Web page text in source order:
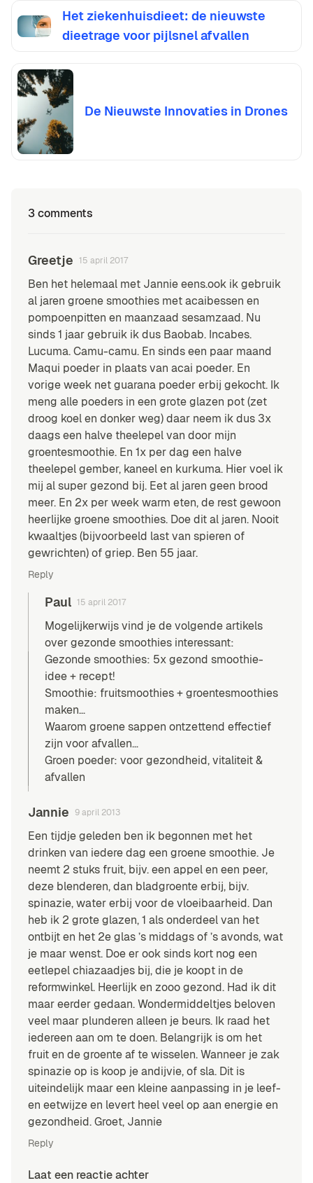
Het ziekenhuisdieet: de nieuwste
dieetrage voor pijlsnel afvallen
De Nieuwste Innovaties in Drones
3 comments
Greetje 15 april 2017
Ben het helemaal met Jannie eens.ook ik gebruik
al jaren groene smoothies met acaibessen en
pompoenpitten en maanzaad sesamzaad. Nu
sinds 1 jaar gebruik ik dus Baobab. Incabes.
Lucuma. Camu-camu. En sinds een paar maand
Maqui poeder in plaats van acai poeder. En
vorige week net guarana poeder erbij gekocht. Ik
meng alle poeders in een grote glazen pot (zet
droog koel en donker weg) daar neem ik dus 3x
daags een halve theelepel van door mijn
groentesmoothie. En 1x per dag een halve
theelepel gember, kaneel en kurkuma. Hier voel ik
mij al super gezond bij. Eet al jaren geen brood
meer. En 2x per week warm eten, de rest gewoon
heerlijke groene smoothies. Doe dit al jaren. Nooit
kwaaltjes (bijvoorbeeld last van spieren of
gewrichten) of griep. Ben 55 jaar.
Reply
Paul 15 april 2017
Mogelijkerwijs vind je de volgende artikels
over gezonde smoothies interessant:
Gezonde smoothies: 5x gezond smoothie-
idee + recept!
Smoothie: fruitsmoothies + groentesmoothies
maken…
Waarom groene sappen ontzettend effectief
zijn voor afvallen…
Groen poeder: voor gezondheid, vitaliteit &
afvallen
Jannie 9 april 2013
Een tijdje geleden ben ik begonnen met het
drinken van iedere dag een groene smoothie. Je
neemt 2 stuks fruit, bijv. een appel en een peer,
deze blenderen, dan bladgroente erbij, bijv.
spinazie, water erbij voor de vloeibaarheid. Dan
heb ik 2 grote glazen, 1 als onderdeel van het
ontbijt en het 2e glas ’s middags of ’s avonds, wat
je maar wenst. Doe er ook sinds kort nog een
eetlepel chiazaadjes bij, die je koopt in de
reformwinkel. Heerlijk en zooo gezond. Had ik dit
maar eerder gedaan. Wondermiddeltjes beloven
veel maar plunderen alleen je beurs. Ik raad het
iedereen aan om te doen. Belangrijk is om het
fruit en de groente af te wisselen. Wanneer je zak
spinazie op is koop je andijvie, of sla. Dit is
uiteindelijk maar een kleine aanpassing in je leef-
en eetwijze en levert heel veel op aan energie en
gezondheid. Groet, Jannie
Reply
Laat een reactie achter